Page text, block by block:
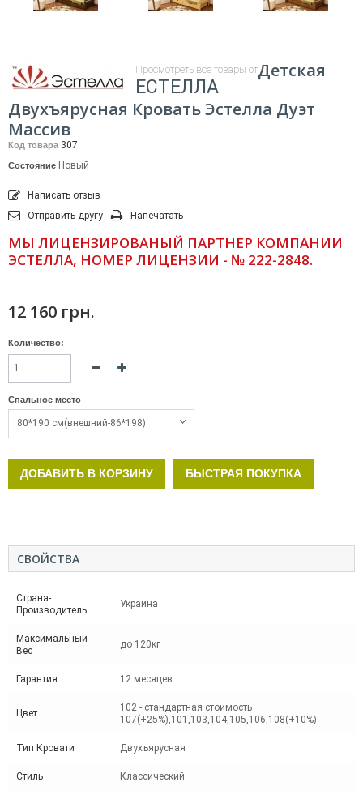
Просмотреть все товары от
ЕСТЕЛЛА
Детская
Двухъярусная Кровать Эстелла Дуэт
Массив
Код товара 307
Состояние Новый
Написать отзыв
Отправить другу
Напечатать
МЫ ЛИЦЕНЗИРОВАНЫЙ ПАРТНЕР КОМПАНИИ
ЭСТЕЛЛА, НОМЕР ЛИЦЕНЗИИ - № 222-2848.
12 160 грн.
Количество:
Спальное место
80*190 см(внешний-86*198)
ДОБАВИТЬ В КОРЗИНУ БЫСТРАЯ ПОКУПКА
СВОЙСТВА
Страна-
Производитель
Украина
Максимальный
Вес
до 120кг
Гарантия 12 месяцев
Цвет
102 - стандартная стоимость
107(+25%),101,103,104,105,106,108(+10%)
Тип Кровати Двухъярусная
Стиль Классический